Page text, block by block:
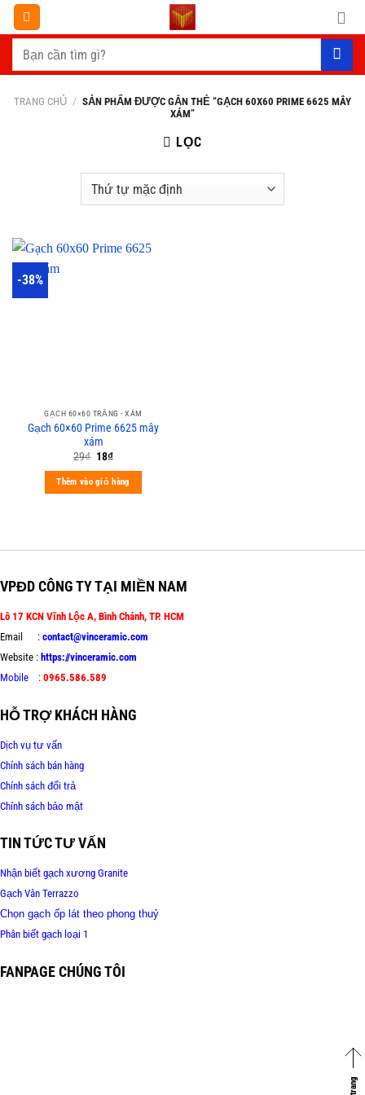
Chuyển
đến
dung
Tìm
kiếm:
TRANG CHỦ / SẢN PHẨM ĐƯỢC GẮN THẺ “GẠCH 60X60 PRIME 6625 MÂY
XÁM”
LỌC
-38%
GẠCH 60×60 TRẮNG - XÁM
Gạch 60×60 Prime 6625 mây
xám
29₫ 18₫
Thêm vào giỏ hàng
VPĐD CÔNG TY TẠI MIỀN NAM
Lô 17 KCN Vĩnh Lộc A, Bình Chánh, TP. HCM
Email : contact@vinceramic.com
Website : https://vinceramic.com
Mobile : 0965.586.589
HỖ TRỢ KHÁCH HÀNG
Dịch vụ tư vấn
Chính sách bán hàng
Chính sách đổi trả
Chính sách bảo mật
TIN TỨC TƯ VẤN
Nhận biết gạch xương Granite
Gạch Vân Terrazzo
Chọn gạch ốp lát theo phong thuỷ
Phân biết gạch loại 1
FANPAGE CHÚNG TÔI